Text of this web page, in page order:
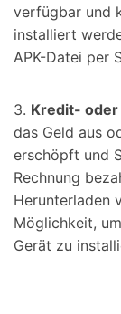
verfügbar und
installiert
APK-Datei per
3. Kredit-
das Geld aus
erschöpft und
Rechnung
Herunterladen
Möglichkeit,
Gerät zu